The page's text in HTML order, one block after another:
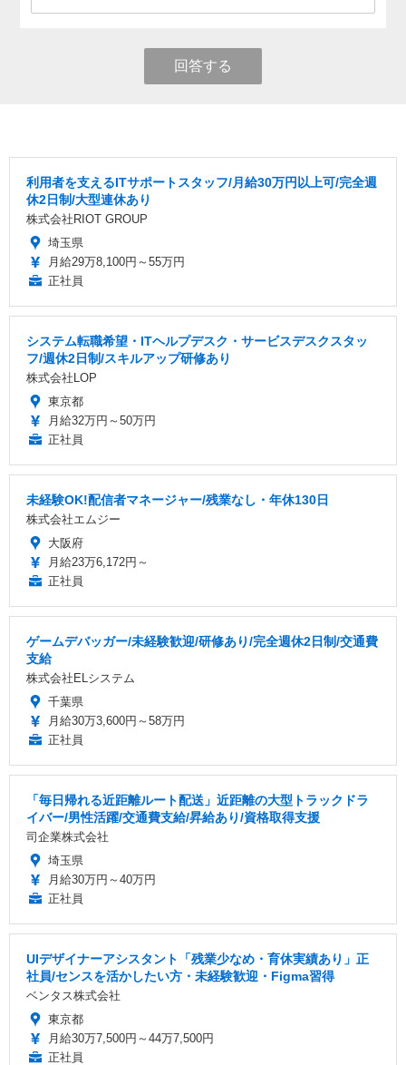
回答する
利用者を支えるITサポートスタッフ/月給30万円以上可/完全週
休2日制/大型連休あり
株式会社RIOT GROUP
埼玉県
月給29万8,100円～55万円
正社員
システム転職希望・ITヘルプデスク・サービスデスクスタッ
フ/週休2日制/スキルアップ研修あり
株式会社LOP
東京都
月給32万円～50万円
正社員
未経験OK!配信者マネージャー/残業なし・年休130日
株式会社エムジー
大阪府
月給23万6,172円～
正社員
ゲームデバッガー/未経験歓迎/研修あり/完全週休2日制/交通費
支給
株式会社ELシステム
千葉県
月給30万3,600円～58万円
正社員
「毎日帰れる近距離ルート配送」近距離の大型トラックドラ
イバー/男性活躍/交通費支給/昇給あり/資格取得支援
司企業株式会社
埼玉県
月給30万円～40万円
正社員
UIデザイナーアシスタント「残業少なめ・育休実績あり」正
社員/センスを活かしたい方・未経験歓迎・Figma習得
ベンタス株式会社
東京都
月給30万7,500円～44万7,500円
正社員